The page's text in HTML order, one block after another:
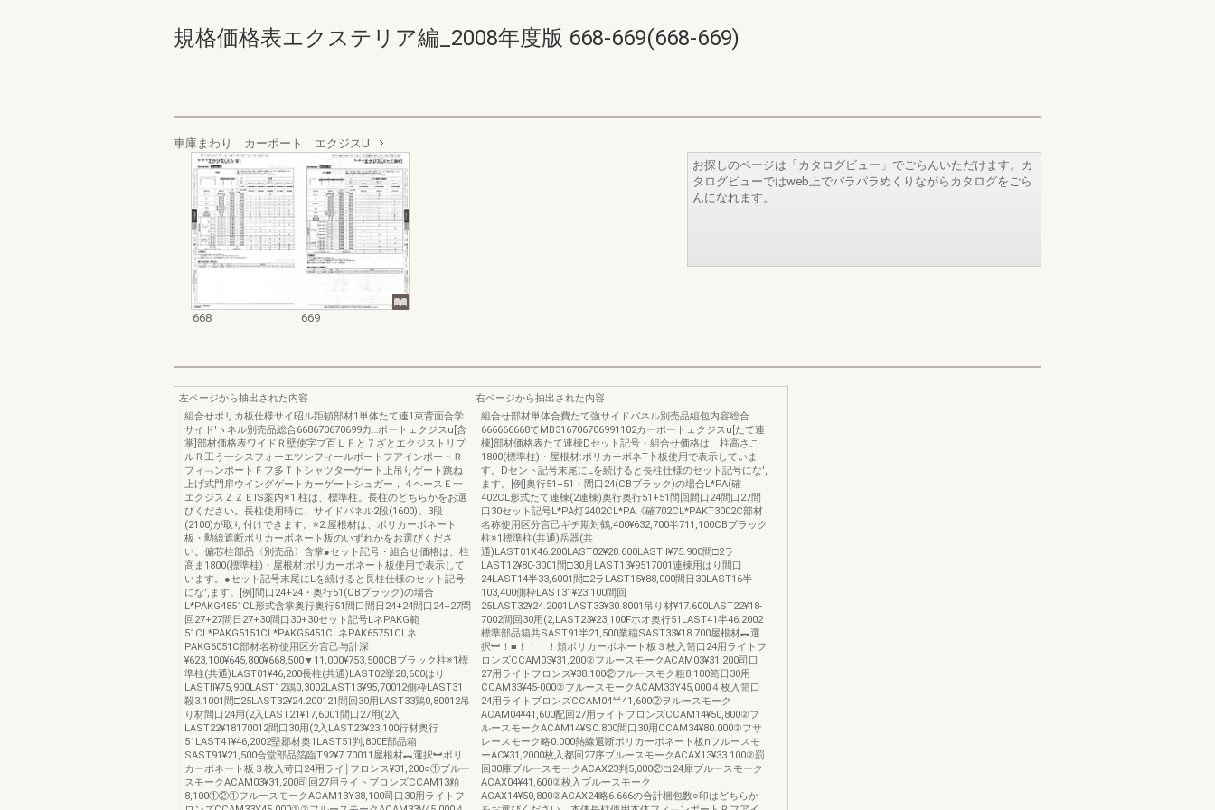
規格価格表エクステリア編_2008年度版 668-669(668-669)
車庫まわり カーポート エクジスU
668 669
お探しのページは「カタログビュー」でごらんいただけます。カ
タログビューではweb上でパラパラめくりながらカタログをごら
んになれます。
左ページから抽出された内容
組合せポリカ板仕様サイ昭ル距頓部材1単体たて連1束背面合学
サイド′ヽネル別売品総合668670670699力…ポートェクジスu[含
掌]部材価格表ワイドＲ壁使字プ百ＬＦと７ざとエクジストリプ
ルＲ工う一シスフォーエツンフィールポートフアインポートＲ
フィ﹁ンポートＦフ多Ｔトシャツターゲート上吊りゲート跳ね
上げ式門扉ウイングゲートカーゲートシュガー，４ヘースＥ一
エクジスＺＺＥIS案内※1.柱は、標準柱。長柱のどちらかをお選
びください。長柱使用時に、サイドパネル2段(1600)。3段
(2100)が取り付けできます。※2.屋根材は、ポリカーボネート
板・勲線遮断ポリカーボネート板のいずれかをお選びくださ
い。偏芯柱部品〈別売品〉含掌●セット記号・組合せ価格は、柱
高ま1800(標準桂)・屋根材:ポリカーボネート板使用で表示して
います。●セット記号末尾にLを続けると長柱仕様のセット記号
にな',ます。[例]間口24+24・奥行51(CBブラック)の場合
L*PAKG4851CL形式含掌奥行奥行51間口間日24+24間口24+27問
回27+27間日27+30間口30+30セット記号LネPAKG範
51CL*PAKG5151CL*PAKG5451CLネPAK65751CLネ
PAKG6051C部材名称使用区分言己与計深
¥623,100¥645,800¥668,500▼11,000¥753,500CBブラック柱※1標
準柱(共通)LAST01¥46,200長柱(共通)LAST02挙28,600はり
LASTll¥75,900LAST12鶏0,3002LAST13¥95,70012側枠LAST31
殺3.1001間□25LAST32¥24.200121間回30用LAST33鶏0,80012吊
り材間口24用(2入LAST21¥17,6001間口27用(2入
LAST22¥18170012間口30用(2入LAST23¥23,100行材奥行
51LAST41¥46,2002堅郡材奥1LAST51判,800E部品箱
SAST91¥21,500合堂部品箔臨T92¥7.70011屋根材︻選択︼ポリ
カーボネート板３枚入苛口24用ライ￨フロンス¥31,200○①ブルー
スモークACAM03¥31,200司回27用ライトブロンズCCAM13粕
8,100①②①フルースモークACAM13Y38,100司口30用ライトフ
右ページから抽出された内容
組合せ部材単体合費たて強サイドパネル別売品組包内容総合
666666668てMB316706706991102カーポートェクジスu[たて連
棟]部材価格表たて連棟Dセット記号・組合せ価格は、柱高さこ
1800(標準柱)・屋根材:ポリカーボネT卜板使用で表示していま
す。Dセント記号末尾にLを続けると長柱仕様のセット記号にな',
ます。[例]奥行51+51・間口24(CBブラック)の場合L*PA(確
402CL形式たて連棟(2連棟)奥行奥行51+51間回間口24間口27間
口30セット記号L*PA灯2402CL*PA《確702CL*PAKT3002C部材
名称使用区分言己ギチ期対鶴,400¥632,700半711,100CBブラック
柱※1標準柱(共通)岳器(共
通)LAST01X46.200LAST02¥28.600LASTll¥75.900間□2ラ
LAST12¥80‐3001間□30月LAST13¥9517001連棟用はり間口
24LAST14半33,6001間□2ラLAST15¥88,000間日30LAST16半
103,400側枠LAST31¥23.100間回
25LAST32¥24.2001LAST33¥30.8001吊り材¥17.600LAST22¥18‐
7002間回30用(2,LAST23¥23,100Fホオ奥行51LAST41半46.2002
標準部品箱共SAST91半21,500業稲SAST33¥18.700屋根材︻選
択︼！■！！！！頬ポリカーボネート板３枚入笥口24用ライトフ
ロンズCCAM03¥31,200②フルースモークACAM03¥31.200司口
27用ライトフロンズ¥38.100②フルースモク粗8,100笥日30用
CCAM33¥45‐000②ブルースモークACAM33Y45,000４枚入笥口
24用ライトブロンズCCAM04半41,600②ヲルースモーク
ACAM04¥41,600配回27用ライトフロンズCCAM14¥50,800②フ
ルースモークACAM14¥SO.800間口30用CCAM34¥80.000②フサ
レースモーク略0.000熱線還断ポリカーポネート板nフルースモ
ーAC¥31,2000枚入都回27序ブルースモークACAX13¥33.100②罰
回30庫ブルースモークACAX23判5,000②コ24犀ブルースモーク
ACAX04¥41,600②枚入ブルースモーク
ACAX14¥50,800②ACAX24略6.666の合計梱包数○印はどちらか